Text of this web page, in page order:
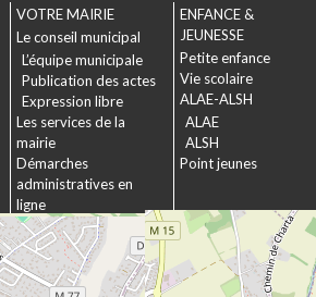
VOTRE MAIRIE
Le conseil municipal
L’équipe municipale
Publication des actes
Expression libre
Les services de la
mairie
Démarches
administratives en
ligne
Formulaires
Marchés publics
ENFANCE &
JEUNESSE
Petite enfance
Vie scolaire
ALAE-ALSH
ALAE
ALSH
Point jeunes
SOCIAL &
SOLIDARITÉ
Actions municipales